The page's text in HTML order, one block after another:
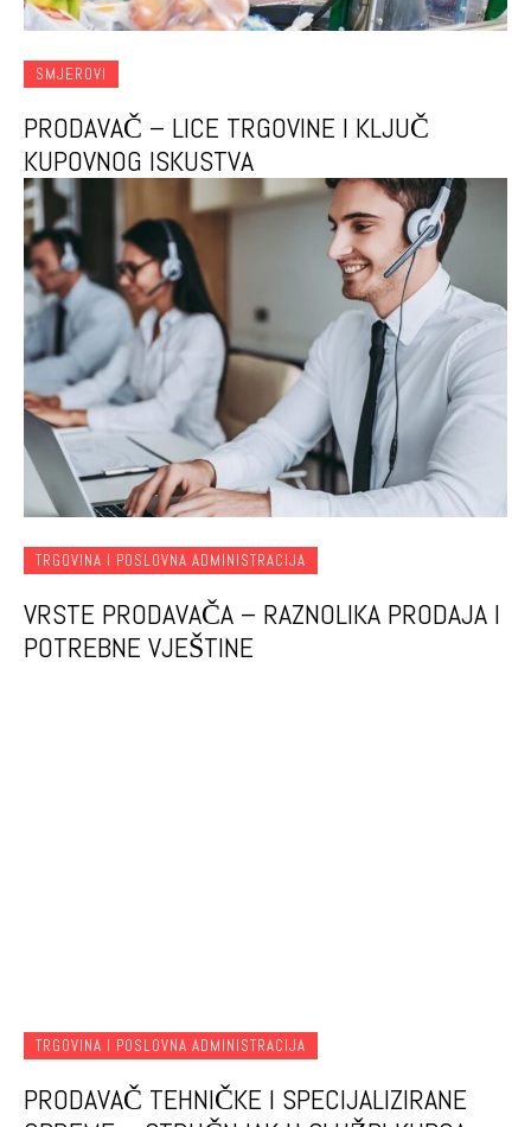
SMJEROVI
PRODAVAČ – LICE TRGOVINE I KLJUČ
KUPOVNOG ISKUSTVA
TRGOVINA I POSLOVNA ADMINISTRACIJA
VRSTE PRODAVAČA – RAZNOLIKA PRODAJA I
POTREBNE VJEŠTINE
TRGOVINA I POSLOVNA ADMINISTRACIJA
PRODAVAČ TEHNIČKE I SPECIJALIZIRANE